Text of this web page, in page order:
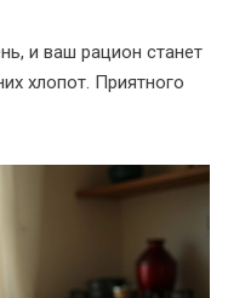
и ваш рацион станет
хлопот. Приятного